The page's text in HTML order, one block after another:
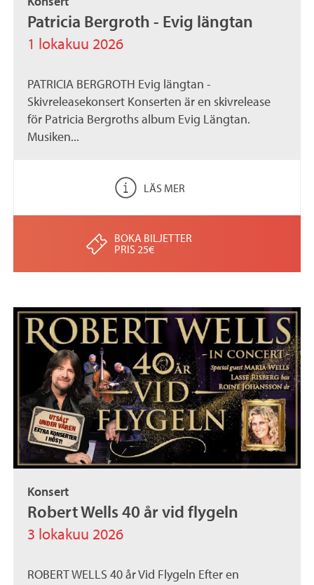
Patricia Bergroth - Evig längtan
1 lokakuu 2026
PATRICIA BERGROTH Evig längtan -
Skivreleasekonsert Konserten är en skivrelease
för Patricia Bergroths album Evig Längtan.
Musiken...
LÄS MER
BOKA BILJETTER
PRIS 25€
Konsert
Robert Wells 40 år vid flygeln
3 lokakuu 2026
ROBERT WELLS 40 år Vid Flygeln Efter en